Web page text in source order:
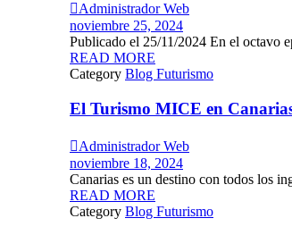
Administrador Web
noviembre 25, 2024
Publicado el 25/11/2024 En el octavo
READ MORE
Category Blog Futurismo
El Turismo MICE en
Administrador Web
noviembre 18, 2024
Canarias es un destino con todos los
READ MORE
Category Blog Futurismo